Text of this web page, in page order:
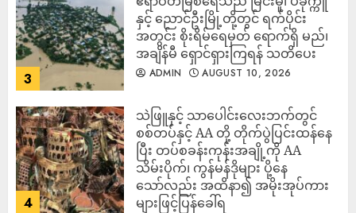
3
နှင့် ညောင်ဦးမြို့တို့တွင် ရက်ပိုင်း
အတွင်း စိုးရိမ်ရေမှတ် ရောက်ရှိ မည်၊
အချိန်မီ ရှောင်ရှားကြရန် သတိပေး
ADMIN AUGUST 10, 2026
4
သဲဖြူနှင့် သာပေါင်းလေးဘက်တွင်
စစ်တပ်နှင့် AA တို့ တိုက်ပွဲပြင်းထန်‌နေ
ပြီး တပ်စခန်းကုန်းအချို့ကို AA
သိမ်းပိုက်၊ ကွန်မန်ဒိုများ ပို့နေ
သော်လည်း အထိနာ၍ အမိုးအုပ်ကား
များဖြင့်ပြန်ခေါ်ရ